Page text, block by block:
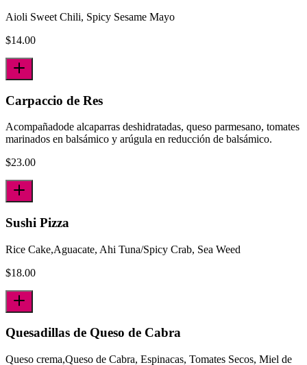
Aioli Sweet Chili, Spicy Sesame Mayo
$14.00
Carpaccio de Res
Acompañadode alcaparras deshidratadas, queso parmesano, tomates
marinados en balsámico y arúgula en reducción de balsámico.
$23.00
Sushi Pizza
Rice Cake,Aguacate, Ahi Tuna/Spicy Crab, Sea Weed
$18.00
Quesadillas de Queso de Cabra
Queso crema,Queso de Cabra, Espinacas, Tomates Secos, Miel de